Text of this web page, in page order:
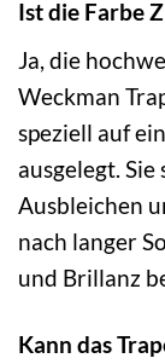
Ist die Farbe
Ja, die
Weckman
speziell auf
ausgelegt.
Ausbleichen
nach langer
und Brillanz
Kann das